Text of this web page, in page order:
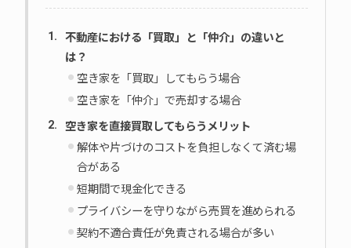
不動産における「買取」と「仲介」の違いと
は？
空き家を「買取」してもらう場合
空き家を「仲介」で売却する場合
空き家を直接買取してもらうメリット
解体や片づけのコストを負担しなくて済む場
合がある
短期間で現金化できる
プライバシーを守りながら売買を進められる
契約不適合責任が免責される場合が多い